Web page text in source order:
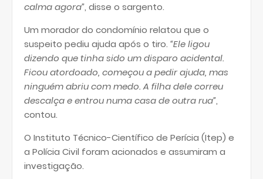
calma agora”, disse o sargento.
Um morador do condomínio relatou que o
suspeito pediu ajuda após o tiro. “Ele ligou
dizendo que tinha sido um disparo acidental.
Ficou atordoado, começou a pedir ajuda, mas
ninguém abriu com medo. A filha dele correu
descalça e entrou numa casa de outra rua”,
contou.
O Instituto Técnico-Científico de Perícia (Itep) e
a Polícia Civil foram acionados e assumiram a
investigação.